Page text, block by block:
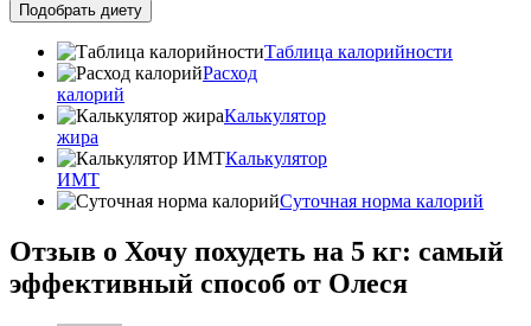
Подобрать диету
Таблица калорийности
Расход
калорий
Калькулятор
жира
Калькулятор
ИМТ
Суточная норма калорий
Отзыв о Хочу похудеть на 5 кг: самый
эффективный способ от Олеся